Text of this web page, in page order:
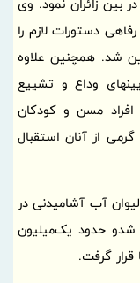
دستورات لازم را
شد. همچنین علاوه
وداع و تشییع
افراد مسن و کودکان
از آنان استقبال
بطری آب معدنی و 100 هزار لیوان آب آشامیدنی در
شد‌و حدود یک‌میلیون
گرفت.